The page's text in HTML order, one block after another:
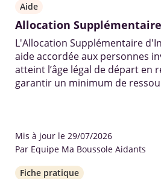
Aide
Allocation
L'Allocation Supplémentaire
aide accordée aux personnes
atteint l’âge légal de départ en
garantir un minimum de
Mis à jour le 29/07/2026
Par Equipe Ma Boussole Aidants
Fiche pratique